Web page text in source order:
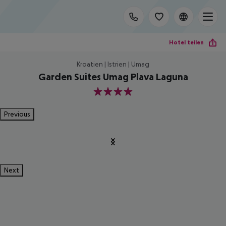
Hotel teilen
Kroatien | Istrien | Umag
Garden Suites Umag Plava Laguna
4
Previous
Next